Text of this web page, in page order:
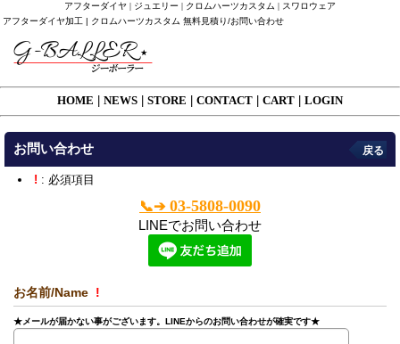
アフターダイヤ | ジュエリー | クロムハーツカスタム | スワロウェア
アフターダイヤ加工 | クロムハーツカスタム 無料見積り/お問い合わせ
HOME NEWS STORE CONTACT CART LOGIN
お問い合わせ 戻る
! : 必須項目
📞➔03-5808-0090
LINEでお問い合わせ
お名前/Name !
★メールが届かない事がございます。LINEからのお問い合わせが確実です★